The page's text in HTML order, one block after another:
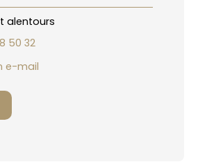
alentours
50 32
e-mail